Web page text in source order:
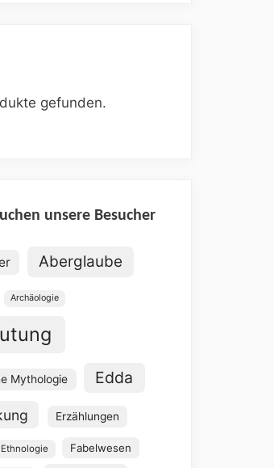
gefunden.
unsere Besucher
Aberglaube
Archäologie
Mythologie Edda
Erzählungen
Ethnologie Fabelwesen